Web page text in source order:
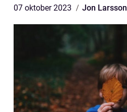
07 oktober 2023 Jon Larsson